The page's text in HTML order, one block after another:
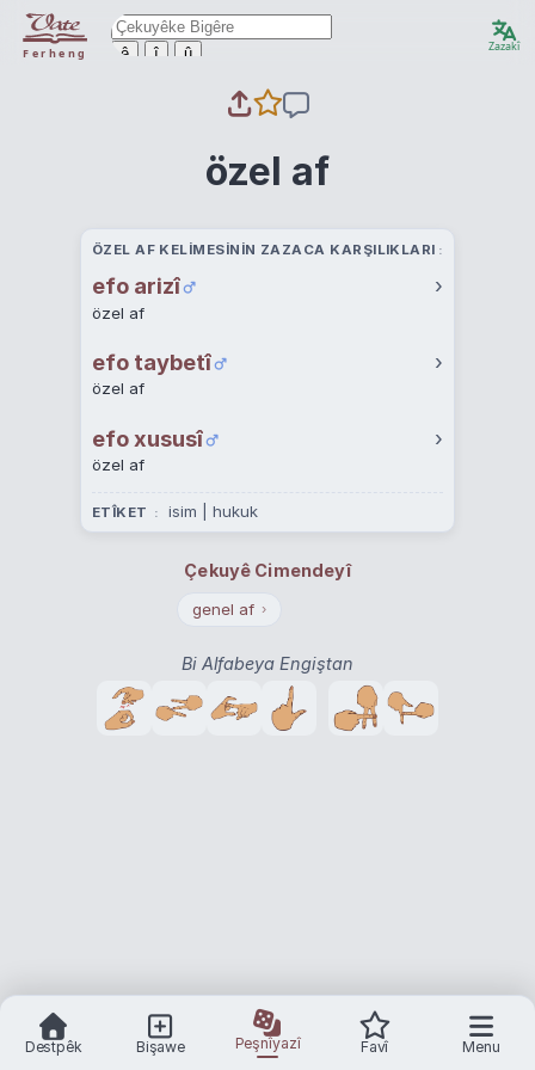
Ferheng ê î û Zazakî
özel af
ÖZEL AF KELIMESININ ZAZACA KARŞILIKLARI
efo arizî ›
özel af
efo taybetî ›
özel af
efo xususî ›
özel af
ETÎKET isim | hukuk
Çekuyê Cimendeyî
genel af ›
Bi Alfabeya Engiştan
Destpêk Bişawe Peşnîyazî Favî Menu